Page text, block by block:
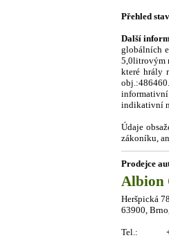
Přehled
Další
globálních
5,0litrovým
které hrály
informativní
indikativní
Údaje
zákoníku,
Prodejce
Albion
Heršpická
63900,
Tel.: